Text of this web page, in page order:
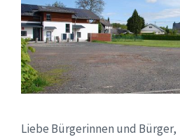
Liebe Bürgerinnen und Bürger,